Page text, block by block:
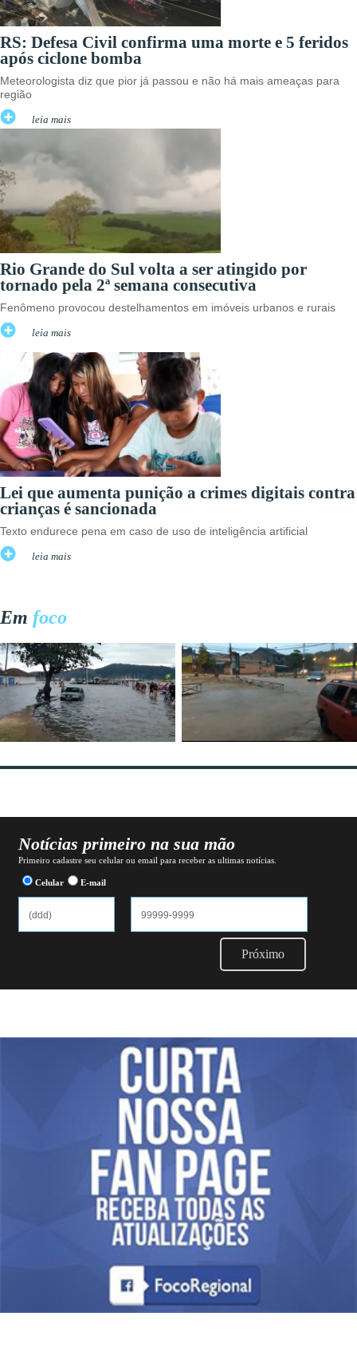
RS: Defesa Civil confirma uma morte e 5 feridos
após ciclone bomba
Meteorologista diz que pior já passou e não há mais ameaças para
região
leia mais
Rio Grande do Sul volta a ser atingido por
tornado pela 2ª semana consecutiva
Fenômeno provocou destelhamentos em imóveis urbanos e rurais
leia mais
Lei que aumenta punição a crimes digitais contra
crianças é sancionada
Texto endurece pena em caso de uso de inteligência artificial
leia mais
Em foco
Notícias primeiro na sua mão
Primeiro cadastre seu celular ou email para receber as ultimas notícias.
Celular E-mail
Próximo